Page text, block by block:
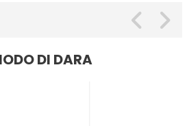
DI DARA